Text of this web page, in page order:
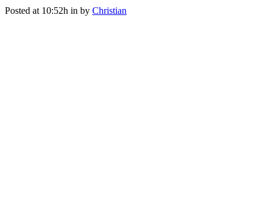
Posted at 10:52h in by Christian